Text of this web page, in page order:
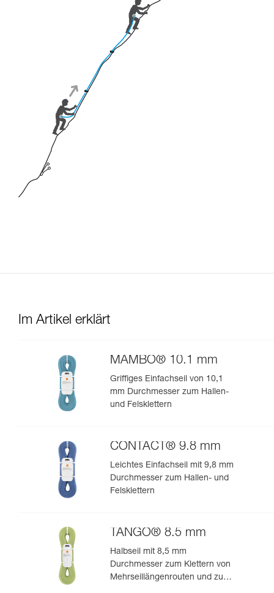
Im Artikel erklärt
MAMBO® 10.1 mm
Griffiges Einfachseil von 10,1
mm Durchmesser zum Hallen-
und Felsklettern
CONTACT® 9.8 mm
Leichtes Einfachseil mit 9,8 mm
Durchmesser zum Hallen- und
Felsklettern
TANGO® 8.5 mm
Halbseil mit 8,5 mm
Durchmesser zum Klettern von
Mehrseillängenrouten und zum